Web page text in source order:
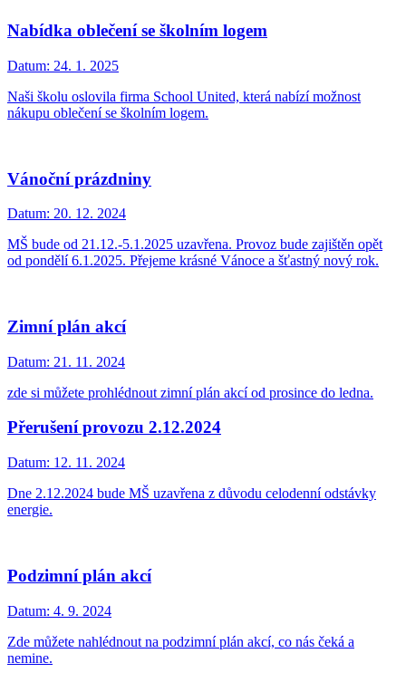
Nabídka oblečení se školním logem
Datum: 24. 1. 2025
Naši školu oslovila firma School United, která nabízí možnost
nákupu oblečení se školním logem.
Vánoční prázdniny
Datum: 20. 12. 2024
MŠ bude od 21.12.-5.1.2025 uzavřena. Provoz bude zajištěn opět
od pondělí 6.1.2025. Přejeme krásné Vánoce a šťastný nový rok.
Zimní plán akcí
Datum: 21. 11. 2024
zde si můžete prohlédnout zimní plán akcí od prosince do ledna.
Přerušení provozu 2.12.2024
Datum: 12. 11. 2024
Dne 2.12.2024 bude MŠ uzavřena z důvodu celodenní odstávky
energie.
Podzimní plán akcí
Datum: 4. 9. 2024
Zde můžete nahlédnout na podzimní plán akcí, co nás čeká a
nemine.